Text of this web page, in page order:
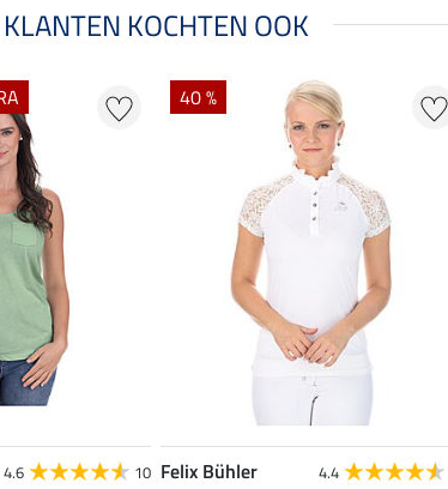
KLANTEN KOCHTEN OOK
4.6 10
40 %
Felix Bühler 4.4